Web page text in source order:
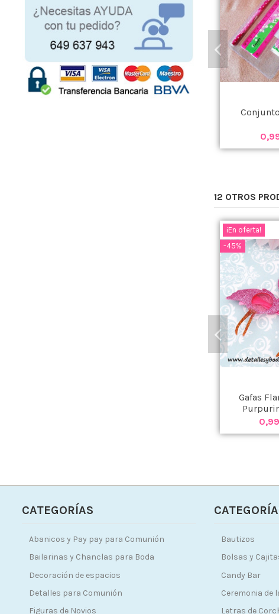
12 OTROS
¡En oferta!
-45%
Gafas
CATEGORÍAS
Abanicos y Pay pay para Comunión
Bailarinas y Chanclas para Boda
Decoración de espacios
Detalles para Comunión
Figuras de Novios
Bautizos
Bolsas y
Candy Bar
Ceremonia de
Letras de